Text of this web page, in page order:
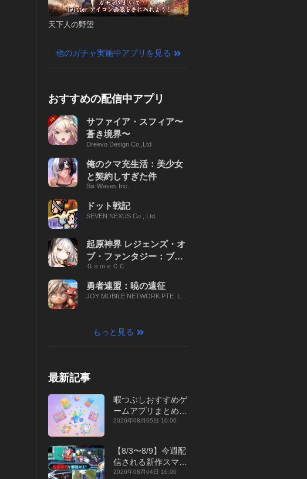
天下人の野望
他のガチャ実施中アプリを見る
おすすめの配信中アプリ
サファイア・スフィア〜
蒼き境界〜
Dreevo Design Co.,Ltd
俺のクマ充生活：美少女
と契約しすぎた件
Six Waves Inc.
ドット戦記
SEVEN NEXUS Co., Ltd.
起原神界 レジェンズ・オ
ブ・ファンタジー：ブレ
イブ X
ＧａｍｅＣＣ
勇者連盟：暁の遠征
JOY MOBILE NETWORK PTE. LT
もっと見る
最新記事
暇つぶしおすすめゲ
ームアプリまとめ｜
オフライン対応あり
2026年08月05日 10:00
【8/3〜8/9】今週配
信される新作スマホ
ゲームをまとめてお
2026年08月04日 16:00